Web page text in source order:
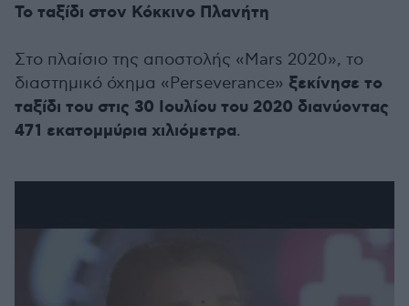
Το ταξίδι στον Κόκκινο Πλανήτη
Στο πλαίσιο της αποστολής «Μars 2020», το
διαστημικό όχημα «Perseverance» ξεκίνησε το
ταξίδι του στις 30 Ιουλίου του 2020 διανύοντας
471 εκατομμύρια χιλιόμετρα.